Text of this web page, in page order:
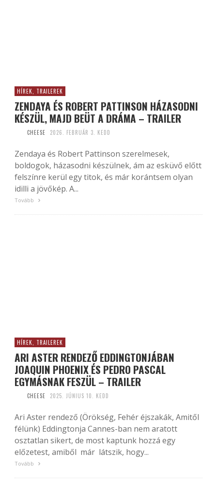
HÍREK, TRAILEREK
ZENDAYA ÉS ROBERT PATTINSON HÁZASODNI
KÉSZÜL, MAJD BEÜT A DRÁMA – TRAILER
CHEESE 2026. FEBRUÁR 3. KEDD
Zendaya és Robert Pattinson szerelmesek,
boldogok, házasodni készülnek, ám az esküvő előtt
felszínre kerül egy titok, és már korántsem olyan
idilli a jövőkép. A...
Tovább
HÍREK, TRAILEREK
ARI ASTER RENDEZŐ EDDINGTONJÁBAN
JOAQUIN PHOENIX ÉS PEDRO PASCAL
EGYMÁSNAK FESZÜL – TRAILER
CHEESE 2025. JÚNIUS 10. KEDD
Ari Aster rendező (Örökség, Fehér éjszakák, Amitől
félünk) Eddingtonja Cannes-ban nem aratott
osztatlan sikert, de most kaptunk hozzá egy
előzetest, amiből már látszik, hogy...
Tovább